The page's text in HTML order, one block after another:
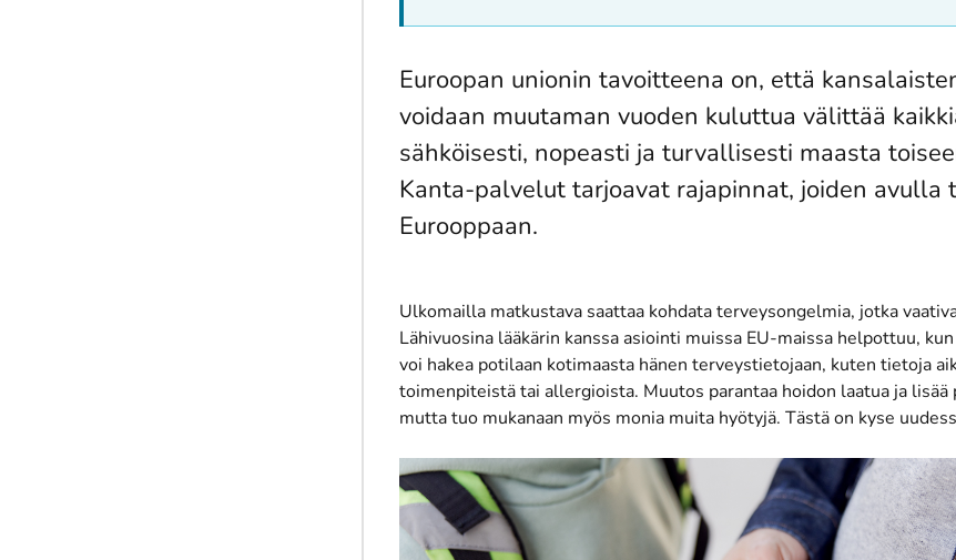
Euroopan unionin tavoitteena on, että
voidaan muutaman vuoden kuluttua välittää
sähköisesti, nopeasti ja turvallisesti maasta
Kanta-palvelut tarjoavat rajapinnat, joiden avulla
Eurooppaan.
Ulkomailla matkustava saattaa kohdata terveysongelmia, jotka
Lähivuosina lääkärin kanssa asiointi muissa EU-maissa helpottuu,
voi hakea potilaan kotimaasta hänen terveystietojaan, kuten tietoja
toimenpiteistä tai allergioista. Muutos parantaa hoidon laatua ja
mutta tuo mukanaan myös monia muita hyötyjä. Tästä on kyse